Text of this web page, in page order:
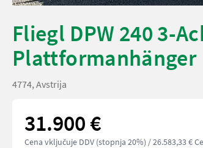
Fliegl DPW 240 3-
Plattformanhänger
4774, Avstrija
31.900 €
Cena vključuje DDV (stopnja 20%) / 26.583,33 €